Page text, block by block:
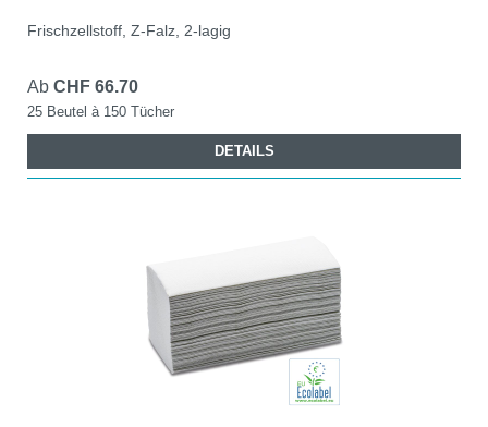
Frischzellstoff, Z-Falz, 2-lagig
Ab CHF 66.70
25 Beutel à 150 Tücher
DETAILS